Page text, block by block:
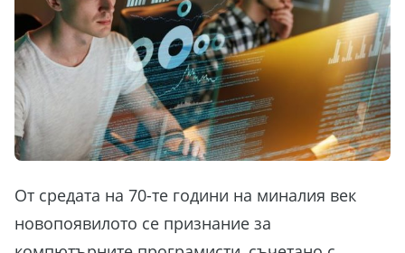
От средата на 70-те години на миналия век
новопоявилото се признание за